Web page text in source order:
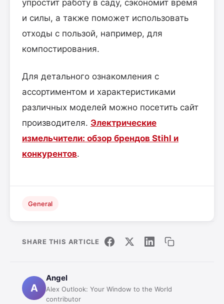
упростит работу в саду, сэкономит время
и силы, а также поможет использовать
отходы с пользой, например, для
компостирования.
Для детального ознакомления с
ассортиментом и характеристиками
различных моделей можно посетить сайт
производителя. Электрические
измельчители: обзор брендов Stihl и
конкурентов.
General
SHARE THIS ARTICLE
A
Angel
Alex Outlook: Your Window to the World
contributor